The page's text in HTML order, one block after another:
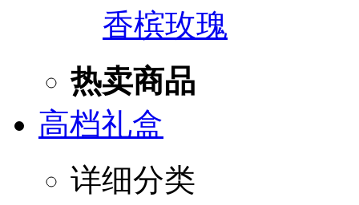
香槟玫瑰
热卖商品
高档礼盒
详细分类